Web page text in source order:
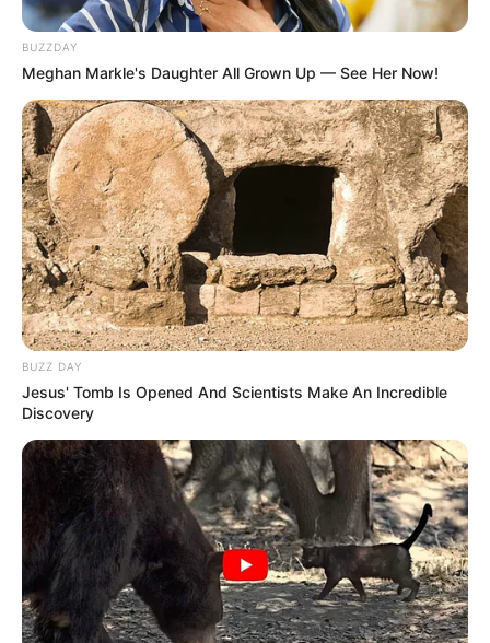
BUZZDAY
Meghan Markle's Daughter All Grown Up — See Her Now!
BUZZ DAY
Jesus' Tomb Is Opened And Scientists Make An Incredible
Discovery